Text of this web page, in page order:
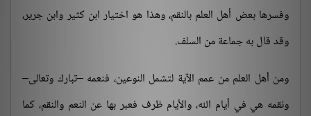
وفسرها بعض أهل العلم بالنقم، وهذا هو اختيار ابن كثير وابن جرير،
وقد قال به جماعة من السلف.
ومن أهل العلم من عمم الآية لتشمل النوعين، فنعمه –تبارك وتعالى–
ونقمه هي في أيام الله، والأيام ظرف فعبر بها عن النعم والنقم، كما